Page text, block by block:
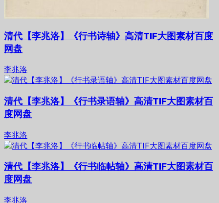
清代【李兆洛】《行书诗轴》高清TIF大图素材百度
网盘
李兆洛
清代【李兆洛】《行书录语轴》高清TIF大图素材百
度网盘
李兆洛
清代【李兆洛】《行书临帖轴》高清TIF大图素材百
度网盘
李兆洛